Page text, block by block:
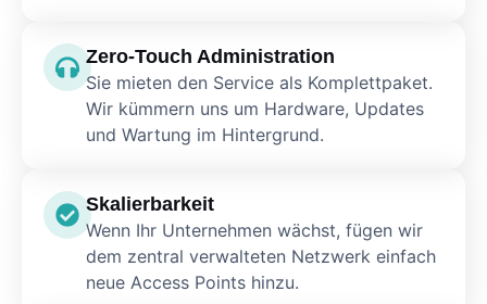
Zero-Touch Administration
Sie mieten den Service als Komplettpaket.
Wir kümmern uns um Hardware, Updates
und Wartung im Hintergrund.
Skalierbarkeit
Wenn Ihr Unternehmen wächst, fügen wir
dem zentral verwalteten Netzwerk einfach
neue Access Points hinzu.